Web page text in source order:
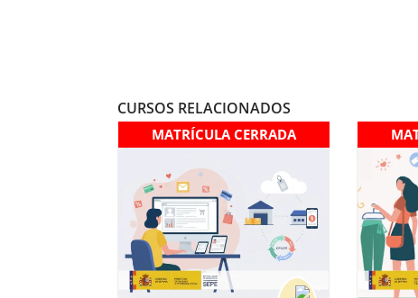
CURSOS RELACIONADOS
MATRÍCULA CERRADA